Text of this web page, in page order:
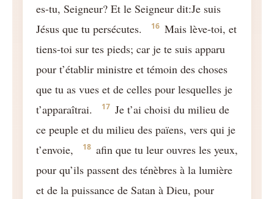
es-tu, Seigneur? Et le Seigneur dit:Je suis
Jésus que tu persécutes.
16 Mais lève-toi, et
tiens-toi sur tes pieds; car je te suis apparu
pour t’établir ministre et témoin des choses
que tu as vues et de celles pour lesquelles je
t’apparaîtrai.
17 Je t’ai choisi du milieu de
ce peuple et du milieu des païens, vers qui je
t’envoie,
18 afin que tu leur ouvres les yeux,
pour qu’ils passent des ténèbres à la lumière
et de la puissance de Satan à Dieu, pour